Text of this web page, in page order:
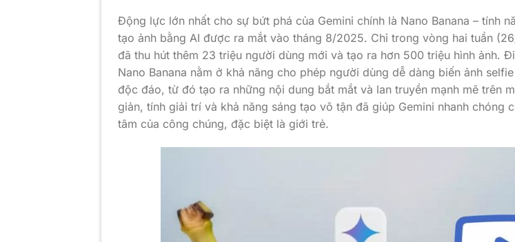
Động lực lớn nhất cho sự bứt phá của Gemini chính là Nano Banana – tính
tạo ảnh bằng AI được ra mắt vào tháng 8/2025. Chỉ trong vòng hai tuần
đã thu hút thêm 23 triệu người dùng mới và tạo ra hơn 500 triệu hình ảnh.
Nano Banana nằm ở khả năng cho phép người dùng dễ dàng biến ảnh
độc đáo, từ đó tạo ra những nội dung bắt mắt và lan truyền mạnh mẽ trên
giản, tính giải trí và khả năng sáng tạo vô tận đã giúp Gemini nhanh chóng
tâm của công chúng, đặc biệt là giới trẻ.